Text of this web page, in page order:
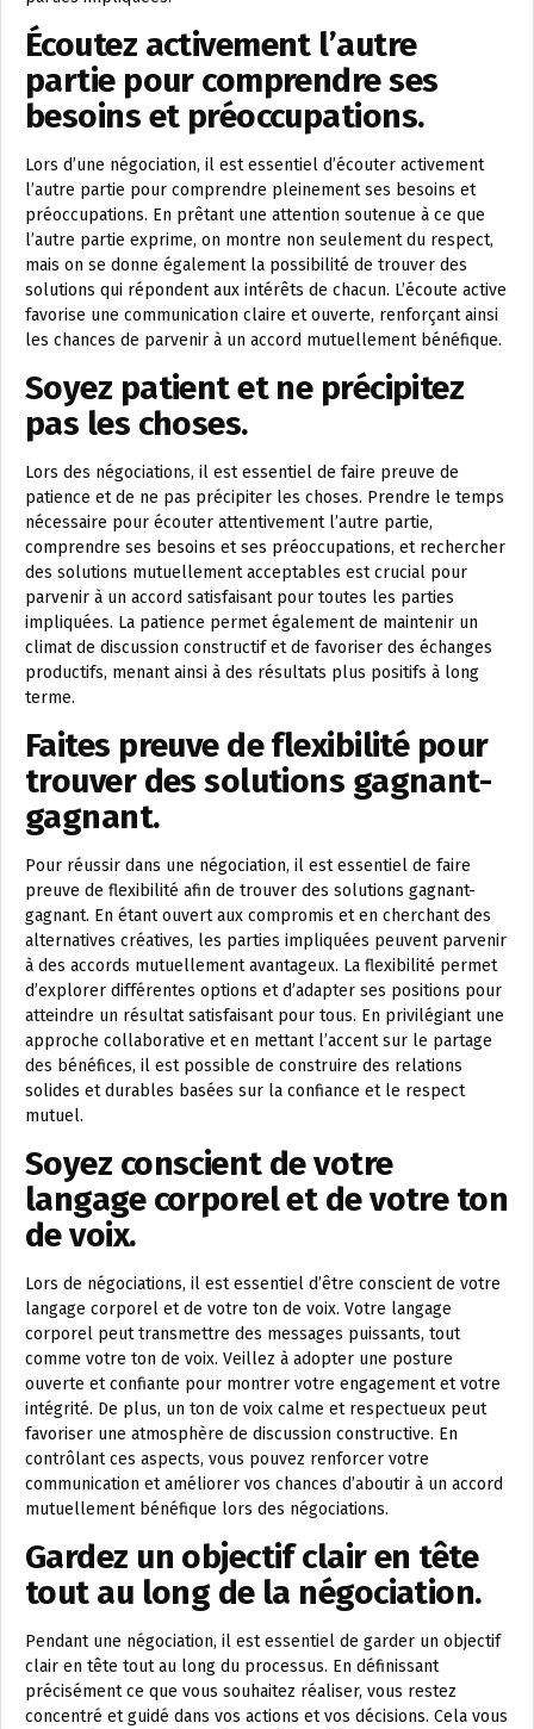
Écoutez activement l’autre
partie pour comprendre ses
besoins et préoccupations.
Lors d’une négociation, il est essentiel d’écouter activement
l’autre partie pour comprendre pleinement ses besoins et
préoccupations. En prêtant une attention soutenue à ce que
l’autre partie exprime, on montre non seulement du respect,
mais on se donne également la possibilité de trouver des
solutions qui répondent aux intérêts de chacun. L’écoute active
favorise une communication claire et ouverte, renforçant ainsi
les chances de parvenir à un accord mutuellement bénéfique.
Soyez patient et ne précipitez
pas les choses.
Lors des négociations, il est essentiel de faire preuve de
patience et de ne pas précipiter les choses. Prendre le temps
nécessaire pour écouter attentivement l’autre partie,
comprendre ses besoins et ses préoccupations, et rechercher
des solutions mutuellement acceptables est crucial pour
parvenir à un accord satisfaisant pour toutes les parties
impliquées. La patience permet également de maintenir un
climat de discussion constructif et de favoriser des échanges
productifs, menant ainsi à des résultats plus positifs à long
terme.
Faites preuve de flexibilité pour
trouver des solutions gagnant-
gagnant.
Pour réussir dans une négociation, il est essentiel de faire
preuve de flexibilité afin de trouver des solutions gagnant-
gagnant. En étant ouvert aux compromis et en cherchant des
alternatives créatives, les parties impliquées peuvent parvenir
à des accords mutuellement avantageux. La flexibilité permet
d’explorer différentes options et d’adapter ses positions pour
atteindre un résultat satisfaisant pour tous. En privilégiant une
approche collaborative et en mettant l’accent sur le partage
des bénéfices, il est possible de construire des relations
solides et durables basées sur la confiance et le respect
mutuel.
Soyez conscient de votre
langage corporel et de votre ton
de voix.
Lors de négociations, il est essentiel d’être conscient de votre
langage corporel et de votre ton de voix. Votre langage
corporel peut transmettre des messages puissants, tout
comme votre ton de voix. Veillez à adopter une posture
ouverte et confiante pour montrer votre engagement et votre
intégrité. De plus, un ton de voix calme et respectueux peut
favoriser une atmosphère de discussion constructive. En
contrôlant ces aspects, vous pouvez renforcer votre
communication et améliorer vos chances d’aboutir à un accord
mutuellement bénéfique lors des négociations.
Gardez un objectif clair en tête
tout au long de la négociation.
Pendant une négociation, il est essentiel de garder un objectif
clair en tête tout au long du processus. En définissant
précisément ce que vous souhaitez réaliser, vous restez
concentré et guidé dans vos actions et vos décisions. Cela vous